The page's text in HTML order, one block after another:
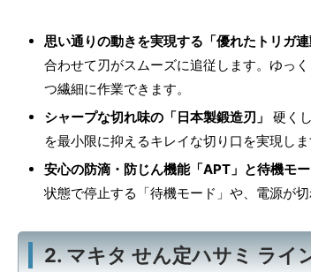
思い通りの動きを実現する「優れたトリガ連
合わせて刃がスムーズに追従します。ゆっ
つ繊細に作業できます。
シャープな切れ味の「日本製鍛造刃」
硬く
を最小限に抑えるキレイな切り口を実現しま
安心の防滴・防じん機能「APT」と待機モ
状態で停止する「待機モード」や、電源が
2. マキタ せん定ハサミ ライ